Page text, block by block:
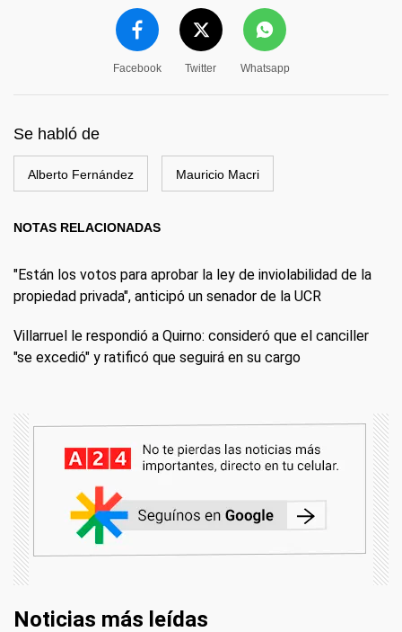
Facebook Twitter Whatsapp
Se habló de
Alberto Fernández Mauricio Macri
NOTAS RELACIONADAS
"Están los votos para aprobar la ley de inviolabilidad de la
propiedad privada", anticipó un senador de la UCR
Villarruel le respondió a Quirno: consideró que el canciller
"se excedió" y ratificó que seguirá en su cargo
Noticias más leídas